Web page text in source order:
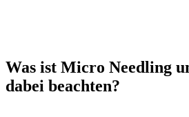
Was ist Micro Needling
dabei beachten?